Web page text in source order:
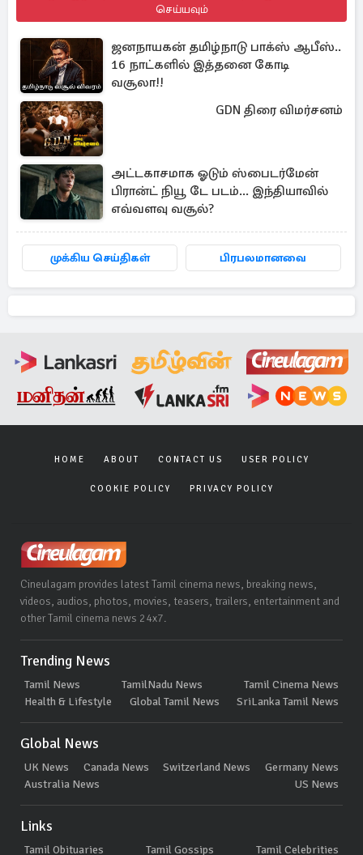
செய்யவும்
ஜனநாயகன் தமிழ்நாடு பாக்ஸ் ஆபீஸ்..
16 நாட்களில் இத்தனை கோடி
வசூலா!!
GDN திரை விமர்சனம்
அட்டகாசமாக ஓடும் ஸ்பைடர்மேன்
பிரான்ட் நியூ டே படம்... இந்தியாவில்
எவ்வளவு வசூல்?
முக்கிய செய்திகள் பிரபலமானவை
HOME ABOUT CONTACT US USER POLICY
COOKIE POLICY PRIVACY POLICY
Cineulagam provides latest Tamil cinema news, breaking news,
videos, audios, photos, movies, teasers, trailers, entertainment and
other Tamil cinema news 24x7.
Trending News
Tamil News TamilNadu News
Tamil Cinema News
Health & Lifestyle
Global Tamil News SriLanka Tamil News
Global News
UK News Canada News Switzerland News
Germany News
Australia News
US News
Links
Tamil Obituaries Tamil Gossips Tamil Celebrities